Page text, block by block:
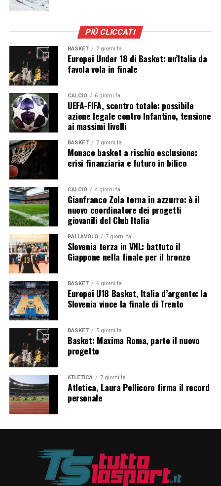
PIÙ CLICCATI
BASKET 7 giorni fa
Europei Under 18 di Basket: un’Italia da
favola vola in finale
CALCIO 6 giorni fa
UEFA-FIFA, scontro totale: possibile
azione legale contro Infantino, tensione
ai massimi livelli
BASKET 7 giorni fa
Monaco basket a rischio esclusione:
crisi finanziaria e futuro in bilico
CALCIO 4 giorni fa
Gianfranco Zola torna in azzurro: è il
nuovo coordinatore dei progetti
giovanili del Club Italia
PALLAVOLO 7 giorni fa
Slovenia terza in VNL: battuto il
Giappone nella finale per il bronzo
BASKET 6 giorni fa
Europei U18 Basket, Italia d’argento: la
Slovenia vince la finale di Trento
BASKET 5 giorni fa
Basket: Maxima Roma, parte il nuovo
progetto
ATLETICA 7 giorni fa
Atletica, Laura Pellicoro firma il record
personale